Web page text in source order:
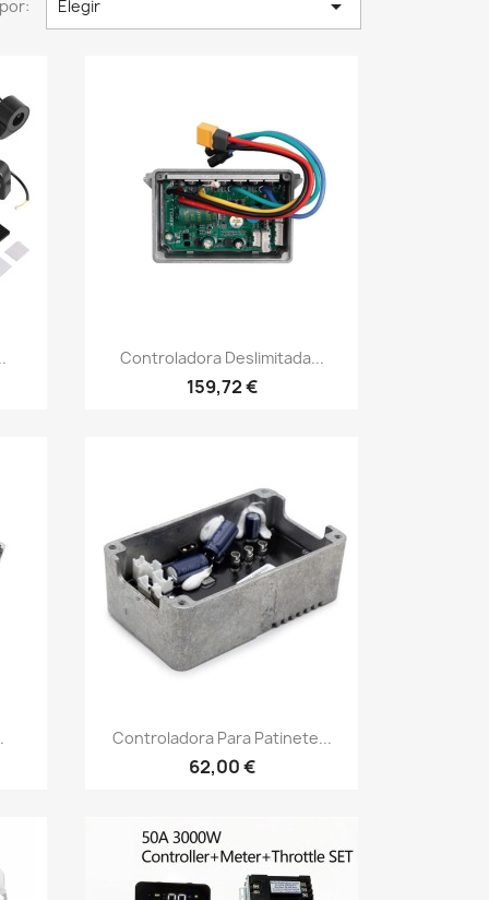
Elegir 
Vista rápida
Controladora Deslimitada...
159,72 €
Vista rápida
Controladora Para Patinete...
62,00 €